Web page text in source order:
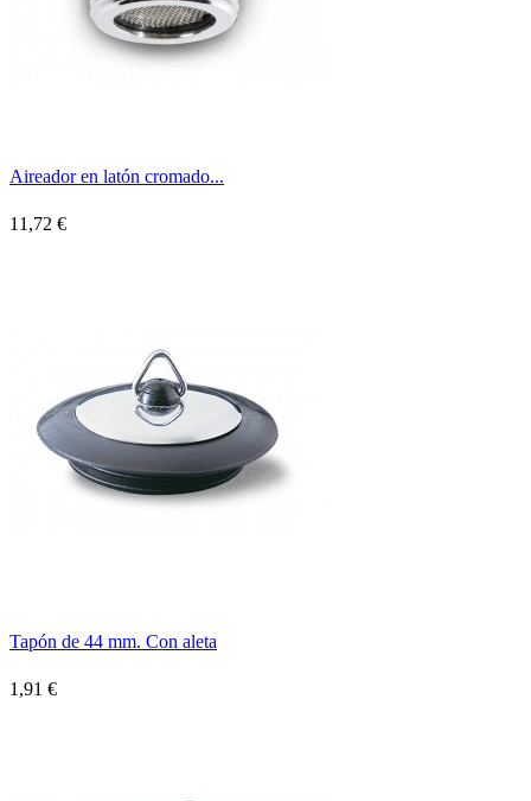
Aireador en latón cromado...
11,72 €
Tapón de 44 mm. Con aleta
1,91 €